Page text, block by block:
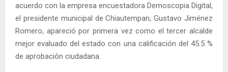
acuerdo con la empresa encuestadora Demoscopia Digital,
el presidente municipal de Chiautempan, Gustavo Jiménez
Romero, apareció por primera vez como el tercer alcalde
mejor evaluado del estado con una calificación del 45.5 %
de aprobación ciudadana.